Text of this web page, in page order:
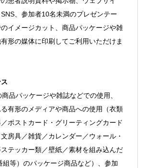
SNS、参加者10名未満のプレゼンテー
イメージカット、商品パッケージや雑
形の媒体に印刷してご利用いただけま
品パッケージや雑誌などでの使用、
有形のメディアや商品への使用（衣類
／ポストカード・グリーティングカード
房具／雑貨／カレンダー／ウォール・
テッカー類／壁紙／素材を組み込んだ
組等）のパッケージ商品など）、参加